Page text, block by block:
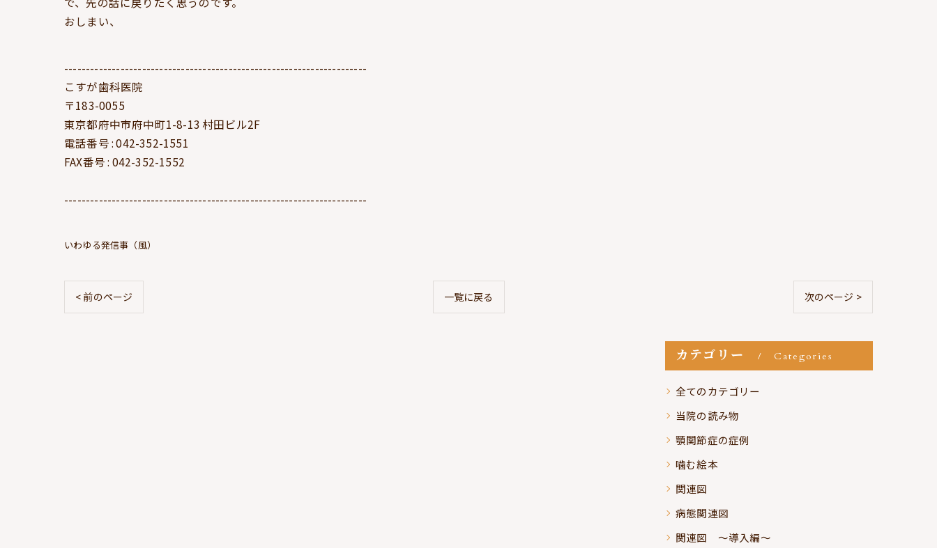
おしまい、
----------------------------------------------------------------------
こすが歯科医院
〒183-0055
東京都府中市府中町1-8-13 村田ビル2F
電話番号 : 042-352-1551
FAX番号 : 042-352-1552
----------------------------------------------------------------------
いわゆる発信事（風）
< 前のページ 一覧に戻る 次のページ >
カテゴリー Categories
全てのカテゴリー
当院の読み物
顎関節症の症例
噛む絵本
関連図
病態関連図
関連図 ～導入編～